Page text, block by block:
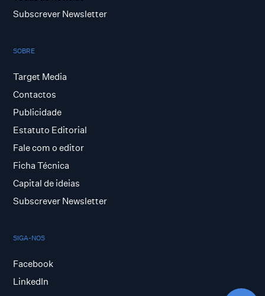
Subscrever Newsletter
SOBRE
Target Media
Contactos
Publicidade
Estatuto Editorial
Fale com o editor
Ficha Técnica
Capital de ideias
Subscrever Newsletter
SIGA-NOS
Facebook
LinkedIn